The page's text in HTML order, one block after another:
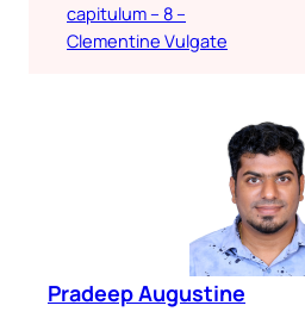
capitulum – 8 –
Clementine Vulgate
Pradeep Augustine